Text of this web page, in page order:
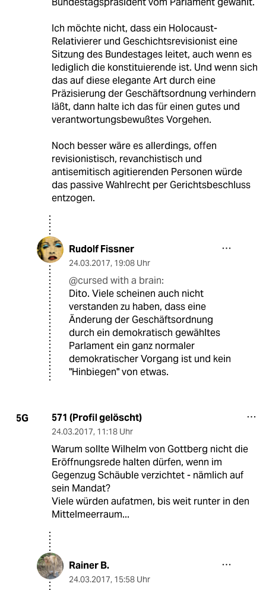
Ich möchte nicht, dass ein Holocaust-
Relativierer und Geschichtsrevisionist eine
Sitzung des Bundestages leitet, auch wenn es
lediglich die konstituierende ist. Und wenn sich
das auf diese elegante Art durch eine
Präzisierung der Geschäftsordnung verhindern
läßt, dann halte ich das für einen gutes und
verantwortungsbewußtes Vorgehen.
Noch besser wäre es allerdings, offen
revisionistisch, revanchistisch und
antisemitisch agitierenden Personen würde
das passive Wahlrecht per Gerichtsbeschluss
entzogen.
Rudolf Fissner
24.03.2017, 19:08 Uhr
@cursed with a brain:
Dito. Viele scheinen auch nicht
verstanden zu haben, dass eine
Änderung der Geschäftsordnung
durch ein demokratisch gewähltes
Parlament ein ganz normaler
demokratischer Vorgang ist und kein
"Hinbiegen" von etwas.
5G 571 (Profil gelöscht)
24.03.2017, 11:18 Uhr
Warum sollte Wilhelm von Gottberg nicht die
Eröffnungsrede halten dürfen, wenn im
Gegenzug Schäuble verzichtet - nämlich auf
sein Mandat?
Viele würden aufatmen, bis weit runter in den
Mittelmeerraum...
Rainer B.
24.03.2017, 15:58 Uhr